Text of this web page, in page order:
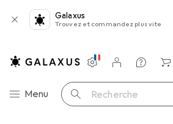
Galaxus
Trouvez et commandez plus vite
Navigation par catégorie
Menu Recherche
Paramètres
Compte client
Listes de comparaison
Listes d'envies
Panier